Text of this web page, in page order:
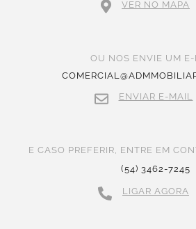
VER NO MAPA
OU NOS ENVIE UM
ENVIAR E-MAIL
E CASO PREFERIR, ENTRE EM
(54) 3462-7245
LIGAR AGORA